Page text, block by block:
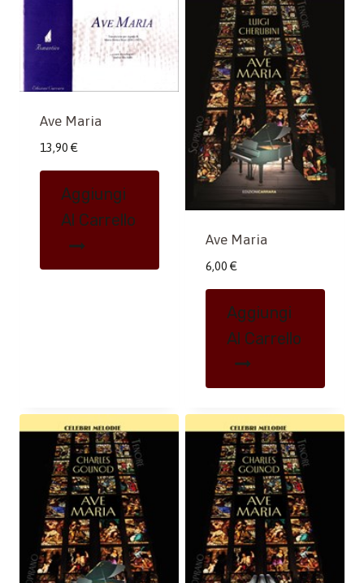
Ave Maria
13,90 €
Aggiungi
Al Carrello
Ave Maria
6,00 €
Aggiungi
Al Carrello